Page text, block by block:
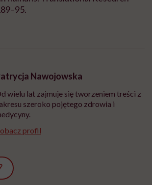
Nawojowska
wielu lat zajmuje się tworzeniem treści z
szeroko pojętego zdrowia i
profil